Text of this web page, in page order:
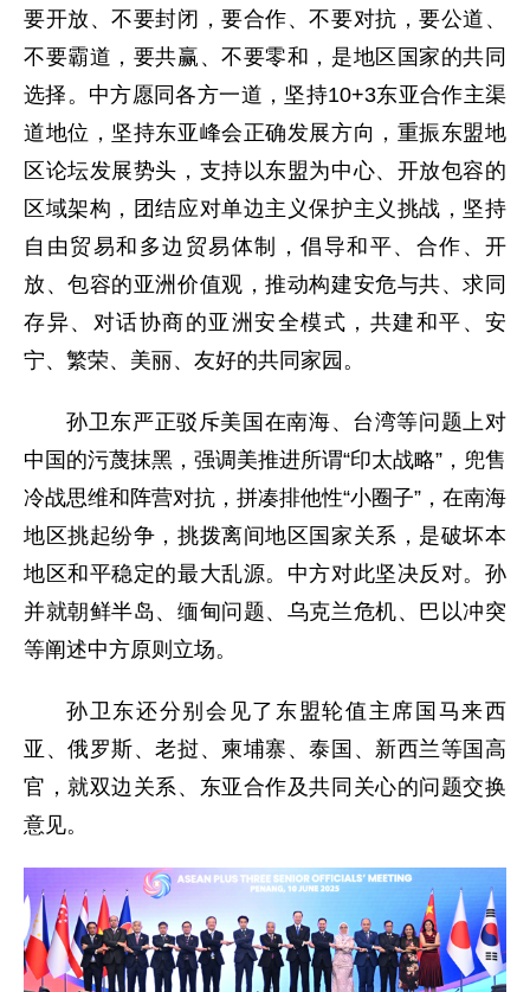
要开放、不要封闭，要合作、不要对抗，要公道、
不要霸道，要共赢、不要零和，是地区国家的共同
选择。中方愿同各方一道，坚持10+3东亚合作主渠
道地位，坚持东亚峰会正确发展方向，重振东盟地
区论坛发展势头，支持以东盟为中心、开放包容的
区域架构，团结应对单边主义保护主义挑战，坚持
自由贸易和多边贸易体制，倡导和平、合作、开
放、包容的亚洲价值观，推动构建安危与共、求同
存异、对话协商的亚洲安全模式，共建和平、安
宁、繁荣、美丽、友好的共同家园。
孙卫东严正驳斥美国在南海、台湾等问题上对
中国的污蔑抹黑，强调美推进所谓“印太战略”，兜售
冷战思维和阵营对抗，拼凑排他性“小圈子”，在南海
地区挑起纷争，挑拨离间地区国家关系，是破坏本
地区和平稳定的最大乱源。中方对此坚决反对。孙
并就朝鲜半岛、缅甸问题、乌克兰危机、巴以冲突
等阐述中方原则立场。
孙卫东还分别会见了东盟轮值主席国马来西
亚、俄罗斯、老挝、柬埔寨、泰国、新西兰等国高
官，就双边关系、东亚合作及共同关心的问题交换
意见。